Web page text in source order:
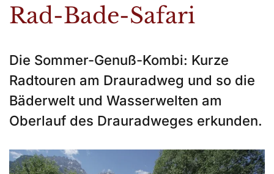
Rad-Bade-Safari
Die Sommer-Genuß-Kombi: Kurze
Radtouren am Drauradweg und so die
Bäderwelt und Wasserwelten am
Oberlauf des Drauradweges erkunden.